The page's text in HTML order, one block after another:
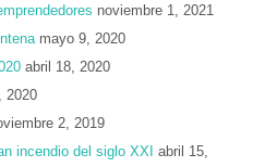
noviembre 1, 2021
mayo 9, 2020
abril 18, 2020
2020
2, 2019
incendio del siglo XXI
abril 15,